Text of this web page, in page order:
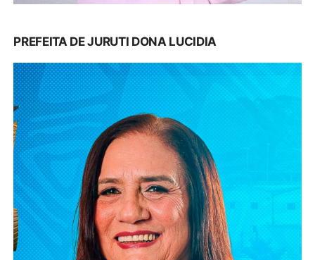
PREFEITA DE JURUTI DONA LUCIDIA